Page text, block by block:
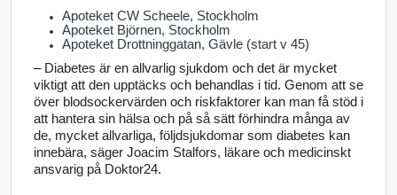
Apoteket CW Scheele, Stockholm
Apoteket Björnen, Stockholm
Apoteket Drottninggatan, Gävle (start v 45)
– Diabetes är en allvarlig sjukdom och det är mycket
viktigt att den upptäcks och behandlas i tid. Genom att se
över blodsockervärden och riskfaktorer kan man få stöd i
att hantera sin hälsa och på så sätt förhindra många av
de, mycket allvarliga, följdsjukdomar som diabetes kan
innebära, säger Joacim Stalfors, läkare och medicinskt
ansvarig på Doktor24.